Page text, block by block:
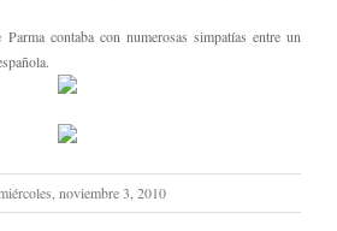
contaba con numerosas simpatías entre un
noviembre 3, 2010